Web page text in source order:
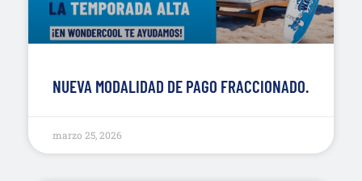
NUEVA MODALIDAD DE PAGO FRACCIONADO.
marzo 25, 2026